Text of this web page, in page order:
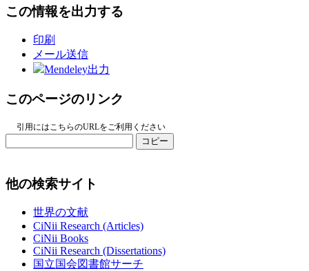
この情報を出力する
印刷
メール送信
Mendeley出力
このページのリンク
引用にはこちらのURLをご利用ください
コピー
他の検索サイト
世界の文献
CiNii Research (Articles)
CiNii Books
CiNii Research (Dissertations)
国立国会図書館サーチ